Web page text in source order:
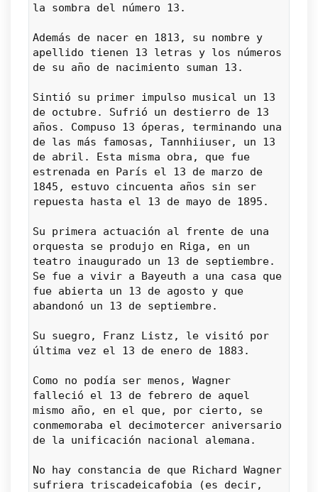
la sombra del número 13.
Además de nacer en 1813, su nombre y
apellido tienen 13 letras y los números
de su año de nacimiento suman 13.
Sintió su primer impulso musical un 13
de octubre. Sufrió un destierro de 13
años. Compuso 13 óperas, terminando una
de las más famosas, Tannhiiuser, un 13
de abril. Esta misma obra, que fue
estrenada en París el 13 de marzo de
1845, estuvo cincuenta años sin ser
repuesta hasta el 13 de mayo de 1895.
Su primera actuación al frente de una
orquesta se produjo en Riga, en un
teatro inaugurado un 13 de septiembre.
Se fue a vivir a Bayeuth a una casa que
fue abierta un 13 de agosto y que
abandonó un 13 de septiembre.
Su suegro, Franz Listz, le visitó por
última vez el 13 de enero de 1883.
Como no podía ser menos, Wagner
falleció el 13 de febrero de aquel
mismo año, en el que, por cierto, se
conmemoraba el decimotercer aniversario
de la unificación nacional alemana.
No hay constancia de que Richard Wagner
sufriera triscadeicafobia (es decir,